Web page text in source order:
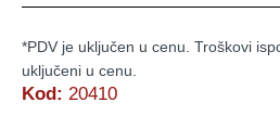
*PDV je uključen u cenu. Troškovi
uključeni u cenu.
Kod: 20410